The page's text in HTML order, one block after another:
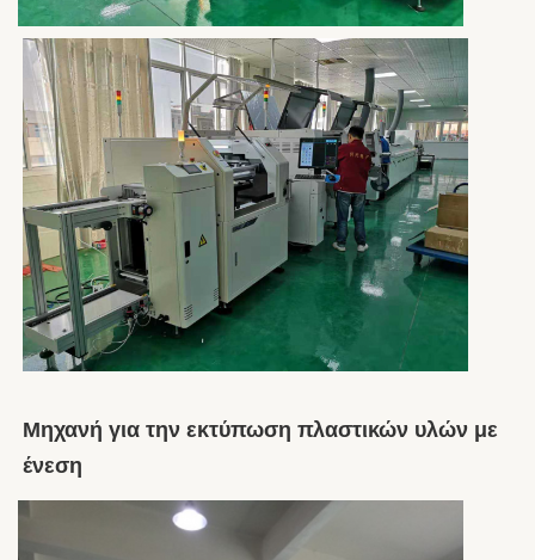
Μηχανή για την εκτύπωση πλαστικών υλών με
ένεση